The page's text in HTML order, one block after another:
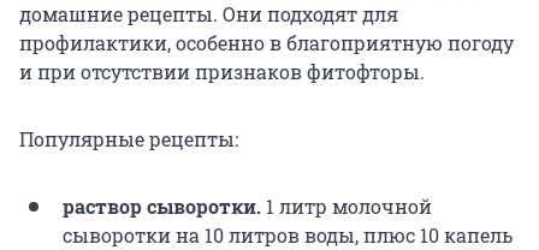
домашние рецепты. Они подходят для
профилактики, особенно в благоприятную погоду
и при отсутствии признаков фитофторы.
Популярные рецепты:
раствор сыворотки. 1 литр молочной
сыворотки на 10 литров воды, плюс 10 капель